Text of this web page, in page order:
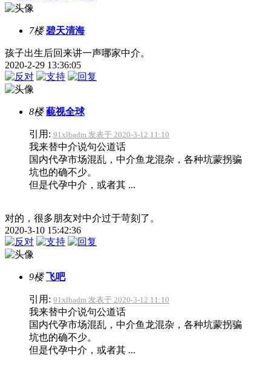
7楼 碧天清海
孩子出生后回来讲一声哪家中介。
2020-2-29 13:36:05
8楼 藐视全球
引用: 91xlbadm 发表于 2020-3-12 11:10
我来替中介说句公道话
国内代孕市场混乱，中介鱼龙混杂，各种坑蒙拐骗
坑也的确不少。
但是代孕中介，或者其 ...
对的，很多朋友对中介过于苛刻了。
2020-3-10 15:42:36
9楼 飞吧
引用: 91xlbadm 发表于 2020-3-12 11:10
我来替中介说句公道话
国内代孕市场混乱，中介鱼龙混杂，各种坑蒙拐骗
坑也的确不少。
但是代孕中介，或者其 ...